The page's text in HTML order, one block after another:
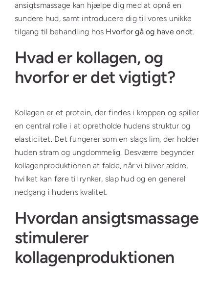
ansigtsmassage kan hjælpe dig med at opnå en
sundere hud, samt introducere dig til vores unikke
tilgang til behandling hos Hvorfor gå og have ondt.
Hvad er kollagen, og
hvorfor er det vigtigt?
Kollagen er et protein, der findes i kroppen og spiller
en central rolle i at opretholde hudens struktur og
elasticitet. Det fungerer som en slags lim, der holder
huden stram og ungdommelig. Desværre begynder
kollagenproduktionen at falde, når vi bliver ældre,
hvilket kan føre til rynker, slap hud og en generel
nedgang i hudens kvalitet.
Hvordan ansigtsmassage
stimulerer
kollagenproduktionen